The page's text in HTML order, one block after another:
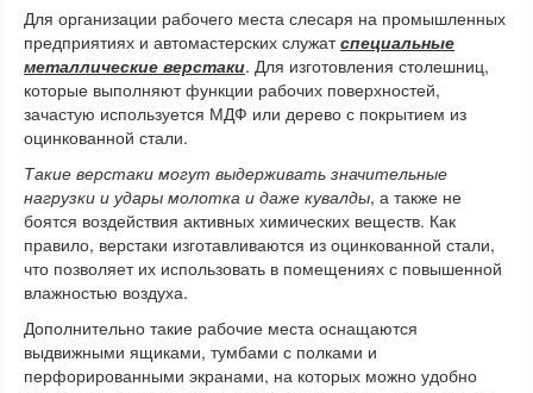
Для организации рабочего места слесаря на промышленных
предприятиях и автомастерских служатспециальные
металлические верстаки. Для изготовления столешниц,
которые выполняют функции рабочих поверхностей,
зачастую используется МДФ или дерево с покрытием из
оцинкованной стали.
Такие верстаки могут выдерживать значительные
нагрузки и удары молотка и даже кувалды, а также не
боятся воздействия активных химических веществ. Как
правило, верстаки изготавливаются из оцинкованной стали,
что позволяет их использовать в помещениях с повышенной
влажностью воздуха.
Дополнительно такие рабочие места оснащаются
выдвижными ящиками, тумбами с полками и
перфорированными экранами, на которых можно удобно